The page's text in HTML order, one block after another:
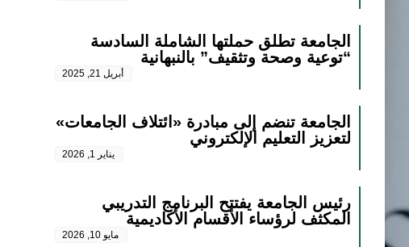
الجامعة تطلق حملتها الشاملة السادسة
“توعية وصحة وتثقيف” بالنبهانية
أبريل 21, 2025
الجامعة تنضم إلى مبادرة «ائتلاف الجامعات»
لتعزيز التعليم الإلكتروني
يناير 1, 2026
رئيس الجامعة يفتتح البرنامج التدريبي
المكثف لرؤساء الأقسام الأكاديمية
مايو 10, 2026